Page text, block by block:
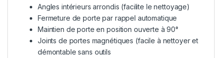
Angles intérieurs arrondis (facilite le nettoyage)
Fermeture de porte par rappel automatique
Maintien de porte en position ouverte à 90°
Joints de portes magnétiques (facile à nettoyer et
démontable sans outils